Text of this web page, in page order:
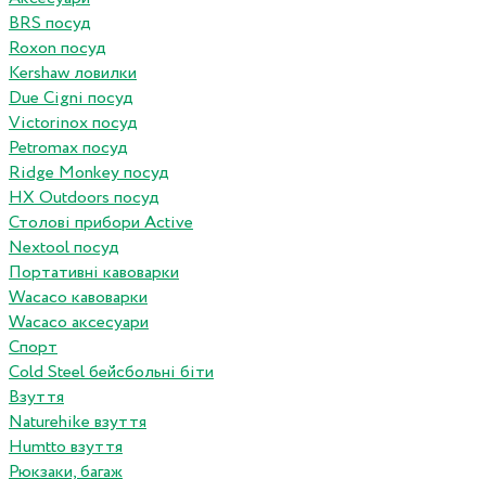
BRS посуд
Roxon посуд
Kershaw ловилки
Due Cigni посуд
Victorinox посуд
Petromax посуд
Ridge Monkey посуд
HX Outdoors посуд
Столові прибори Active
Nextool посуд
Портативні кавоварки
Wacaco кавоварки
Wacaco аксесуари
Спорт
Cold Steel бейсбольні біти
Взуття
Naturehike взуття
Humtto взуття
Рюкзаки, багаж